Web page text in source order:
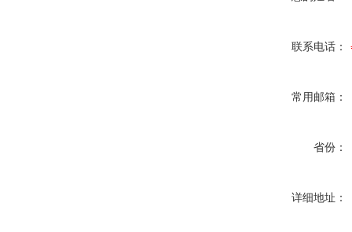
联系电话：
常用邮箱：
省份：
详细地址：